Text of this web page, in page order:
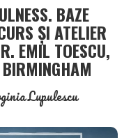
BAZE
ȘI ATELIER
EMIL TOESCU,
Lupulescu